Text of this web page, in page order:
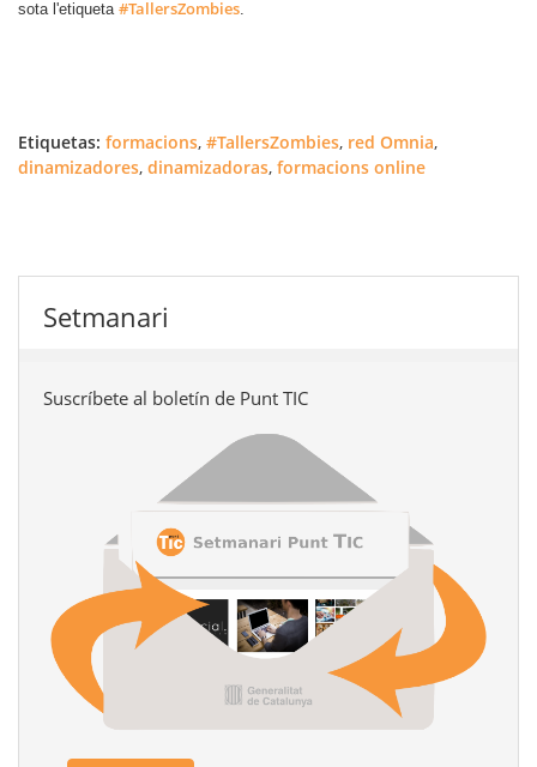
sota l'etiqueta #TallersZombies
Etiquetas: formacions, #TallersZombies, red Omnia,
dinamizadores, dinamizadoras, formacions online
Setmanari
Suscríbete al boletín de Punt TIC